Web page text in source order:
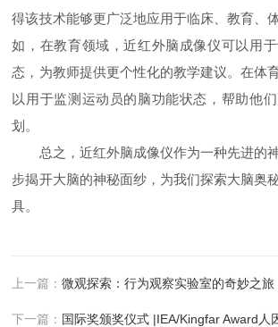
得该技术能够更广泛地应用于临床、教育、
如，在教育领域，近红外脑成像仪可以用
态，为教师提供更个性化的教学建议。在体
以用于监测运动员的脑功能状态，帮助他
划。
总之，近红外脑成像仪作为一种先进的
步揭开大脑的神秘面纱，为我们探索大脑奥
具。
上一篇：微观探索：行为观察实验室的奇妙之旅
下一篇： 国际奖颁奖仪式 |IEA/Kingfar Award人